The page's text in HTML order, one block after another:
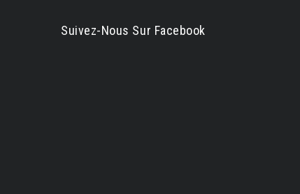
Suivez-Nous Sur Facebook